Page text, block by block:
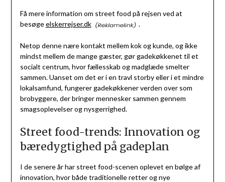
Få mere information om street food på rejsen ved at
besøgeelskerrejser.dk .
Netop denne nære kontakt mellem kok og kunde, og ikke
mindst mellem de mange gæster, gør gadekøkkenet til et
socialt centrum, hvor fællesskab og madglæde smelter
sammen. Uanset om det er i en travl storby eller i et mindre
lokalsamfund, fungerer gadekøkkener verden over som
brobyggere, der bringer mennesker sammen gennem
smagsoplevelser og nysgerrighed.
Street food-trends: Innovation og
bæredygtighed på gadeplan
I de senere år har street food-scenen oplevet en bølge af
innovation, hvor både traditionelle retter og nye